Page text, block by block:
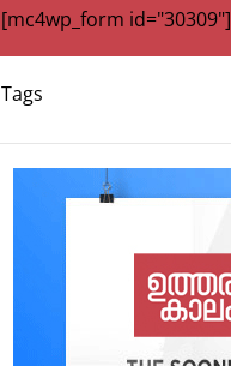
[mc4wp_form id="30309"]
Tags